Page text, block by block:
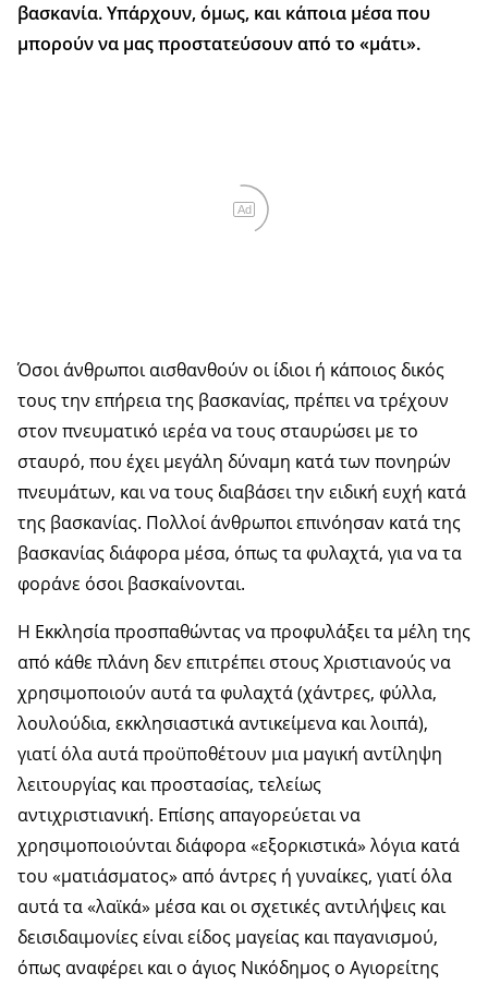
βασκανία. Υπάρχουν, όμως, και κάποια μέσα που
μπορούν να μας προστατεύσουν από το «μάτι».
Ad
Όσοι άνθρωποι αισθανθούν οι ίδιοι ή κάποιος δικός
τους την επήρεια της βασκανίας, πρέπει να τρέχουν
στον πνευματικό ιερέα να τους σταυρώσει με το
σταυρό, που έχει μεγάλη δύναμη κατά των πονηρών
πνευμάτων, και να τους διαβάσει την ειδική ευχή κατά
της βασκανίας. Πολλοί άνθρωποι επινόησαν κατά της
βασκανίας διάφορα μέσα, όπως τα φυλαχτά, για να τα
φοράνε όσοι βασκαίνονται.
Η Εκκλησία προσπαθώντας να προφυλάξει τα μέλη της
από κάθε πλάνη δεν επιτρέπει στους Χριστιανούς να
χρησιμοποιούν αυτά τα φυλαχτά (χάντρες, φύλλα,
λουλούδια, εκκλησιαστικά αντικείμενα και λοιπά),
γιατί όλα αυτά προϋποθέτουν μια μαγική αντίληψη
λειτουργίας και προστασίας, τελείως
αντιχριστιανική. Επίσης απαγορεύεται να
χρησιμοποιούνται διάφορα «εξορκιστικά» λόγια κατά
του «ματιάσματος» από άντρες ή γυναίκες, γιατί όλα
αυτά τα «λαϊκά» μέσα και οι σχετικές αντιλήψεις και
δεισιδαιμονίες είναι είδος μαγείας και παγανισμού,
όπως αναφέρει και ο άγιος Νικόδημος ο Αγιορείτης